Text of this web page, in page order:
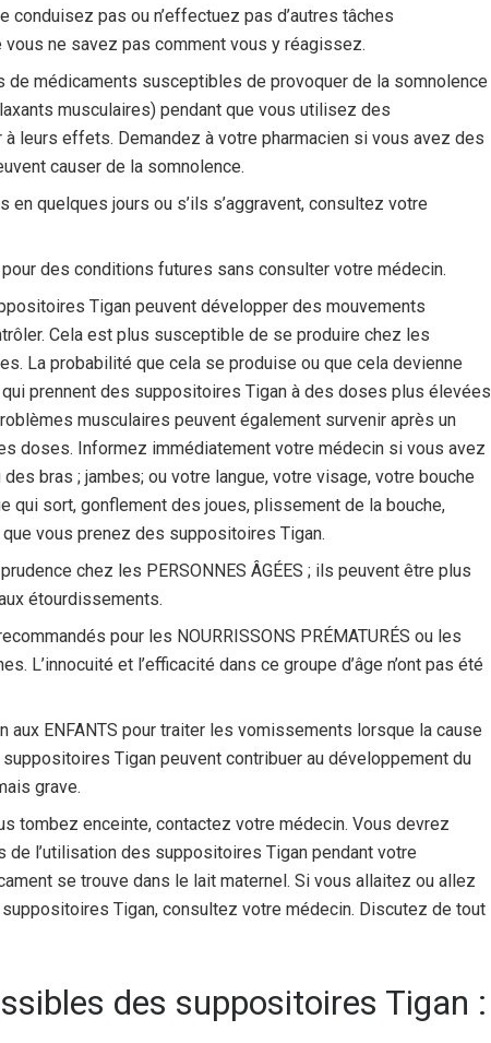
conduisez pas ou n’effectuez pas d’autres tâches
ne savez pas comment vous y réagissez.
de médicaments susceptibles de provoquer de la somnolence
musculaires) pendant que vous utilisez des
leurs effets. Demandez à votre pharmacien si vous avez des
causer de la somnolence.
en quelques jours ou s’ils s’aggravent, consultez votre
des conditions futures sans consulter votre médecin.
Tigan peuvent développer des mouvements
Cela est plus susceptible de se produire chez les
La probabilité que cela se produise ou que cela devienne
prennent des suppositoires Tigan à des doses plus élevées
musculaires peuvent également survenir après un
doses. Informez immédiatement votre médecin si vous avez
bras ; jambes; ou votre langue, votre visage, votre bouche
qui sort, gonflement des joues, plissement de la bouche,
vous prenez des suppositoires Tigan.
chez les PERSONNES ÂGÉES ; ils peuvent être plus
étourdissements.
pour les NOURRISSONS PRÉMATURÉS ou les
L’innocuité et l’efficacité dans ce groupe d’âge n’ont pas été
aux ENFANTS pour traiter les vomissements lorsque la cause
Tigan peuvent contribuer au développement du
grave.
tombez enceinte, contactez votre médecin. Vous devrez
l’utilisation des suppositoires Tigan pendant votre
se trouve dans le lait maternel. Si vous allaitez ou allez
Tigan, consultez votre médecin. Discutez de tout
des suppositoires Tigan :